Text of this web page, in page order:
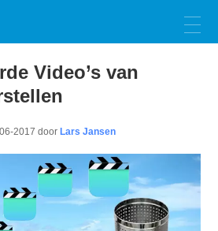
Video’s van
2017 door Lars Jansen